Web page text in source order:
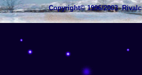
Copyright© 1996/2003